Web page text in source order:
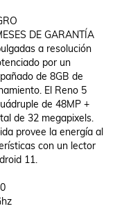
DE GARANTÍA
a resolución
por un
de 8GB de
El Reno 5
de 48MP +
de 32 megapixels.
provee la energía al
con un lector
11.